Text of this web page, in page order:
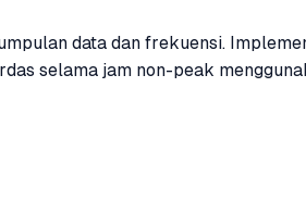
data dan frekuensi.
selama jam non-peak